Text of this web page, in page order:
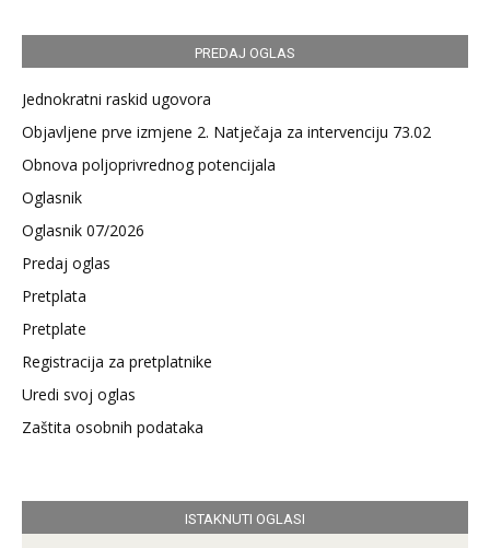
PREDAJ OGLAS
Jednokratni raskid ugovora
Objavljene prve izmjene 2. Natječaja za intervenciju 73.02
Obnova poljoprivrednog potencijala
Oglasnik
Oglasnik 07/2026
Predaj oglas
Pretplata
Pretplate
Registracija za pretplatnike
Uredi svoj oglas
Zaštita osobnih podataka
ISTAKNUTI OGLASI